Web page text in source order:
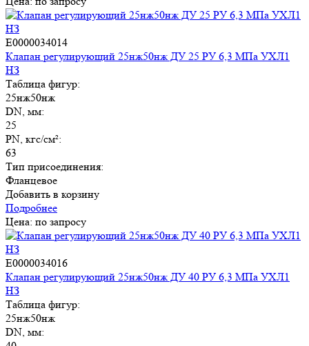
E0000034014
Клапан регулирующий 25нж50нж ДУ 25 РУ 6,3 МПа УХЛ1
НЗ
Таблица фигур:
25нж50нж
DN, мм:
25
PN, кгс/см²:
63
Тип присоединения:
Фланцевое
Добавить в корзину
Подробнее
Цена: по запросу
E0000034016
Клапан регулирующий 25нж50нж ДУ 40 РУ 6,3 МПа УХЛ1
НЗ
Таблица фигур:
25нж50нж
DN, мм: